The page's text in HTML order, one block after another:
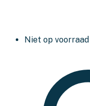
Niet op voorraad